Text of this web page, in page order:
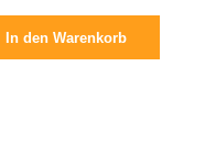
In den Warenkorb